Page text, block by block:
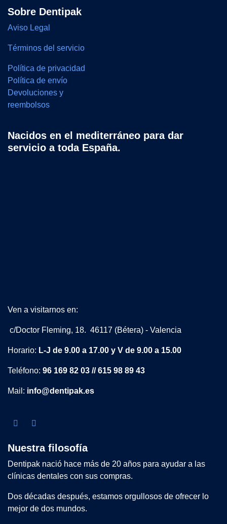
Sobre Dentipak
Aviso Legal
Términos del servicio
Política de privacidad
Política de envío
Devoluciones y
reembolsos
Nacidos en el mediterráneo para dar
servicio a toda España.
Ven a visitarnos en:
c/Doctor Fleming, 18. 46117 (Bétera) - Valencia
Horario: L-J de 9.00 a 17.00 y V de 9.00 a 15.00
Teléfono: 96 169 82 03 // 615 98 89 43
Mail: info@dentipak.es
Nuestra filosofía
Dentipak nació hace más de 20 años para ayudar a las
clínicas dentales con sus compras.
Dos décadas después, estamos orgullosos de ofrecer lo
mejor de dos mundos.